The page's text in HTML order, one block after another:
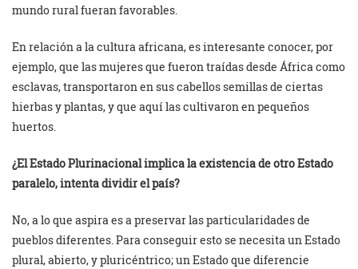
mundo rural fueran favorables.
En relación a la cultura africana, es interesante conocer, por
ejemplo, que las mujeres que fueron traídas desde África como
esclavas, transportaron en sus cabellos semillas de ciertas
hierbas y plantas, y que aquí las cultivaron en pequeños
huertos.
¿El Estado Plurinacional implica la existencia de otro Estado
paralelo, intenta dividir el país?
No, a lo que aspira es a preservar las particularidades de
pueblos diferentes. Para conseguir esto se necesita un Estado
plural, abierto, y pluricéntrico; un Estado que diferencie